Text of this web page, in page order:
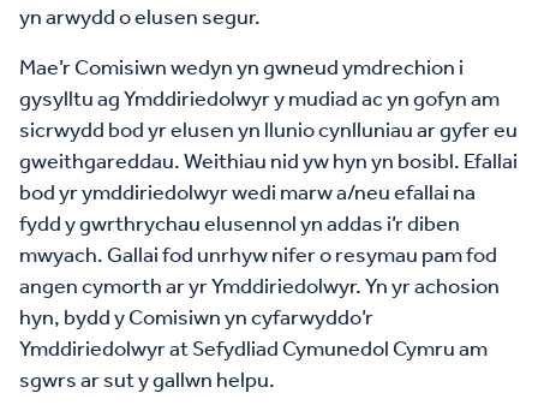
yn arwydd o elusen segur.
Mae’r Comisiwn wedyn yn gwneud ymdrechion i
gysylltu ag Ymddiriedolwyr y mudiad ac yn gofyn am
sicrwydd bod yr elusen yn llunio cynlluniau ar gyfer eu
gweithgareddau. Weithiau nid yw hyn yn bosibl. Efallai
bod yr ymddiriedolwyr wedi marw a/neu efallai na
fydd y gwrthrychau elusennol yn addas i’r diben
mwyach. Gallai fod unrhyw nifer o resymau pam fod
angen cymorth ar yr Ymddiriedolwyr. Yn yr achosion
hyn, bydd y Comisiwn yn cyfarwyddo’r
Ymddiriedolwyr at Sefydliad Cymunedol Cymru am
sgwrs ar sut y gallwn helpu.